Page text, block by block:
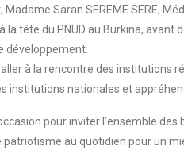
Madame Saran SEREME SERE,
la tête du PNUD au Burkina, avant
développement.
à la rencontre des institutions
institutions nationales et
pour inviter l’ensemble
au quotidien pour un